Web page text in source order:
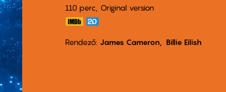
110 perc,
Original version
Rendező James Cameron Billie Eilish